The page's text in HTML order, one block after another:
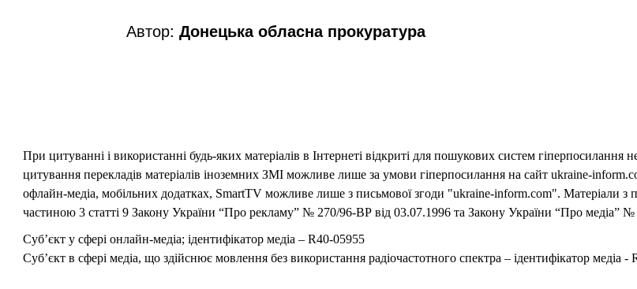
Автор: Донецька обласна прокуратура
При цитуванні і використанні будь-яких матеріалів в Інтернеті відкриті для пошукових систем
цитування перекладів матеріалів іноземних ЗМІ можливе лише за умови гіперпосилання на сайт ukraine-
офлайн-медіа, мобільних додатках, SmartTV можливе лише з письмової згоди "ukraine-inform.com". Матеріали з
частиною 3 статті 9 Закону України “Про рекламу” № 270/96-ВР від 03.07.1996 та Закону України “Про медіа” №
Суб’єкт у сфері онлайн-медіа; ідентифікатор медіа – R40-05955
Суб’єкт в сфері медіа, що здійснює мовлення без використання радіочастотного спектра – ідентифікатор медіа -